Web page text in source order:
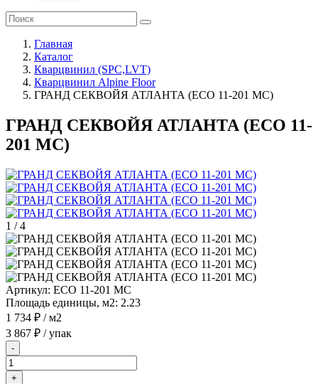
Главная
Каталог
Кварцвинил (SPC,LVT)
Кварцвинил Alpine Floor
ГРАНД СЕКВОЙЯ АТЛАНТА (ЕСО 11-201 MC)
ГРАНД СЕКВОЙЯ АТЛАНТА (ЕСО 11-
201 MC)
1 /4
Артикул: ЕСО 11-201 MC
Площадь единицы, м2: 2.23
1 734 ₽ / м2
3 867 ₽ / упак
-
+